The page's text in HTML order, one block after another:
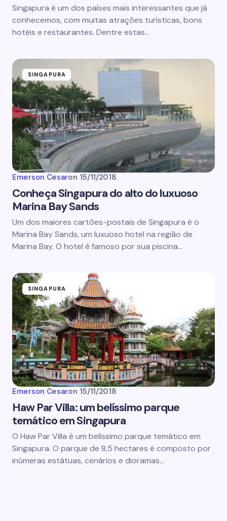
Singapura é um dos países mais interessantes que já
conhecemos, com muitas atrações turísticas, bons
hotéis e restaurantes. Dentre estas…
SINGAPURA
Emerson Cesaron 15/11/2018
Conheça Singapura do alto do luxuoso
Marina Bay Sands
Um dos maiores cartões-postais de Singapura é o
Marina Bay Sands, um luxuoso hotel na região de
Marina Bay. O hotel é famoso por sua piscina…
SINGAPURA
Emerson Cesaron 15/11/2018
Haw Par Villa: um belíssimo parque
temático em Singapura
O Haw Par Villa é um belíssimo parque temático em
Singapura. O parque de 8,5 hectares é composto por
inúmeras estátuas, cenários e dioramas…